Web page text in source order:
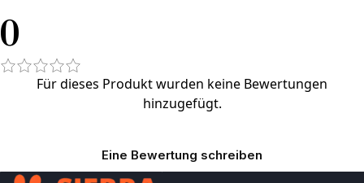
0
Für dieses Produkt wurden keine Bewertungen
hinzugefügt.
Eine Bewertung schreiben